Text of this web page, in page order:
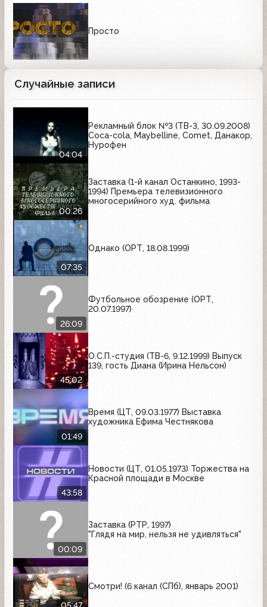
Просто
Случайные записи
04:04
Рекламный блок №3 (ТВ-3, 30.09.2008)
Coca-cola, Maybelline, Comet, Данакор,
Нурофен
00:26
Заставка (1-й канал Останкино, 1993-
1994) Премьера телевизионного
многосерийного худ. фильма
07:35
Однако (ОРТ, 18.08.1999)
26:09
Футбольное обозрение (ОРТ,
20.07.1997)
45:02
О.С.П.-студия (ТВ-6, 9.12.1999) Выпуск
139, гость Диана (Ирина Нельсон)
01:49
Время (ЦТ, 09.03.1977) Выставка
художника Ефима Честнякова
43:58
Новости (ЦТ, 01.05.1973) Торжества на
Красной площади в Москве
00:09
Заставка (РТР, 1997)
"Глядя на мир, нельзя не удивляться"
Смотри! (6 канал (СПб), январь 2001)